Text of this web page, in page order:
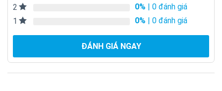
2
0% | 0 đánh giá
1
0% | 0 đánh giá
ĐÁNH GIÁ NGAY